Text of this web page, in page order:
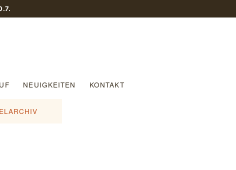
NEUIGKEITEN KONTAKT